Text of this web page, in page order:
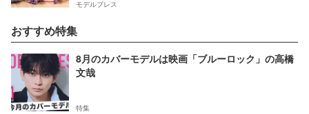
モデルプレス
おすすめ特集
8月のカバーモデルは映画「ブルーロック」の高橋
文哉
特集